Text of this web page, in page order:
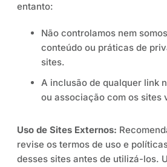
entanto:
Não controlamos nem
conteúdo ou práticas de
sites.
A inclusão de qualquer link
ou associação com os sites
Uso de Sites Externos:
revise os termos de uso e
desses sites antes de utilizá-los.